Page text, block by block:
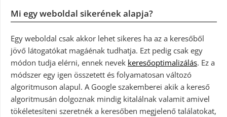
Mi egy weboldal sikerének alapja?
Egy weboldal csak akkor lehet sikeres ha az a keresőből
jövő látogatókat magáénak tudhatja. Ezt pedig csak egy
módon tudja elérni, ennek nevek keresőoptimalizálás. Ez a
módszer egy igen összetett és folyamatosan változó
algoritmuson alapul. A Google szakemberei akik a kereső
algoritmusán dolgoznak mindig kitalálnak valamit amivel
tökéletesíteni szeretnék a keresőben megjelenő találatokat,